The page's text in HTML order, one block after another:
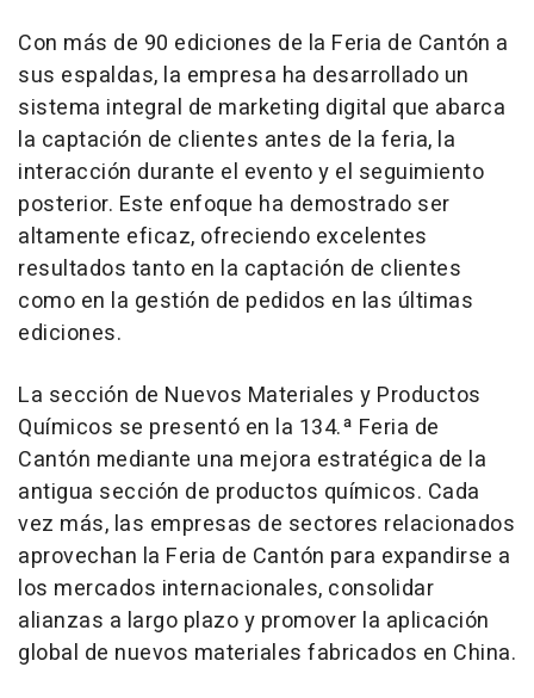
Con más de 90 ediciones de la Feria de Cantón a
sus espaldas, la empresa ha desarrollado un
sistema integral de marketing digital que abarca
la captación de clientes antes de la feria, la
interacción durante el evento y el seguimiento
posterior. Este enfoque ha demostrado ser
altamente eficaz, ofreciendo excelentes
resultados tanto en la captación de clientes
como en la gestión de pedidos en las últimas
ediciones.
La sección de Nuevos Materiales y Productos
Químicos se presentó en la 134.ª Feria de
Cantón mediante una mejora estratégica de la
antigua sección de productos químicos. Cada
vez más, las empresas de sectores relacionados
aprovechan la Feria de Cantón para expandirse a
los mercados internacionales, consolidar
alianzas a largo plazo y promover la aplicación
global de nuevos materiales fabricados en China.